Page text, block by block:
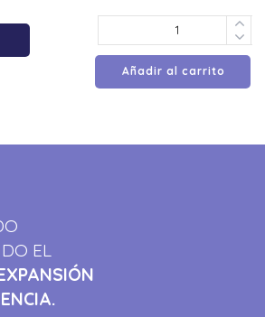
Añadir al carrito
EL